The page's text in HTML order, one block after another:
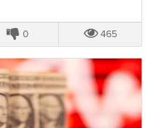
0 465